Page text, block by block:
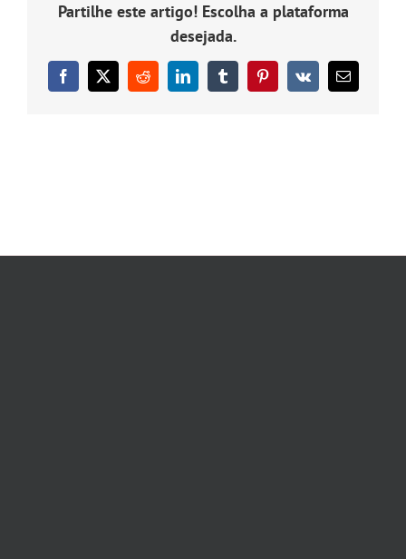
estão
comprometidos.
que
devo
fazer?
Partilhe este artigo! Escolha a plataforma
desejada.
Facebook
X RedditLinkedInTumblrPinterest
Vk
Email